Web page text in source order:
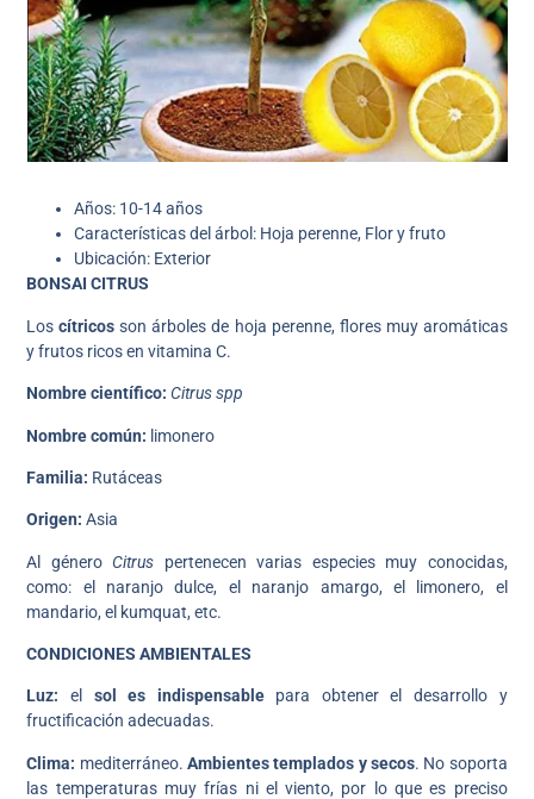
Años: 10-14 años
Características del árbol: Hoja perenne, Flor y fruto
Ubicación: Exterior
BONSAI CITRUS
Loscítricos son árboles de hoja perenne, flores muy aromáticas
y frutos ricos en vitamina C.
Nombre científico: Citrus spp
Nombre común: limonero
Familia: Rutáceas
Origen: Asia
Al géneroCitrus pertenecen varias especies muy conocidas,
como: el naranjo dulce, el naranjo amargo, el limonero, el
mandario, el kumquat, etc.
CONDICIONES AMBIENTALES
Luz: el sol es indispensablepara obtener el desarrollo y
fructificación adecuadas.
Clima: mediterráneo.Ambientes templados y secos. No soporta
las temperaturas muy frías ni el viento, por lo que es preciso